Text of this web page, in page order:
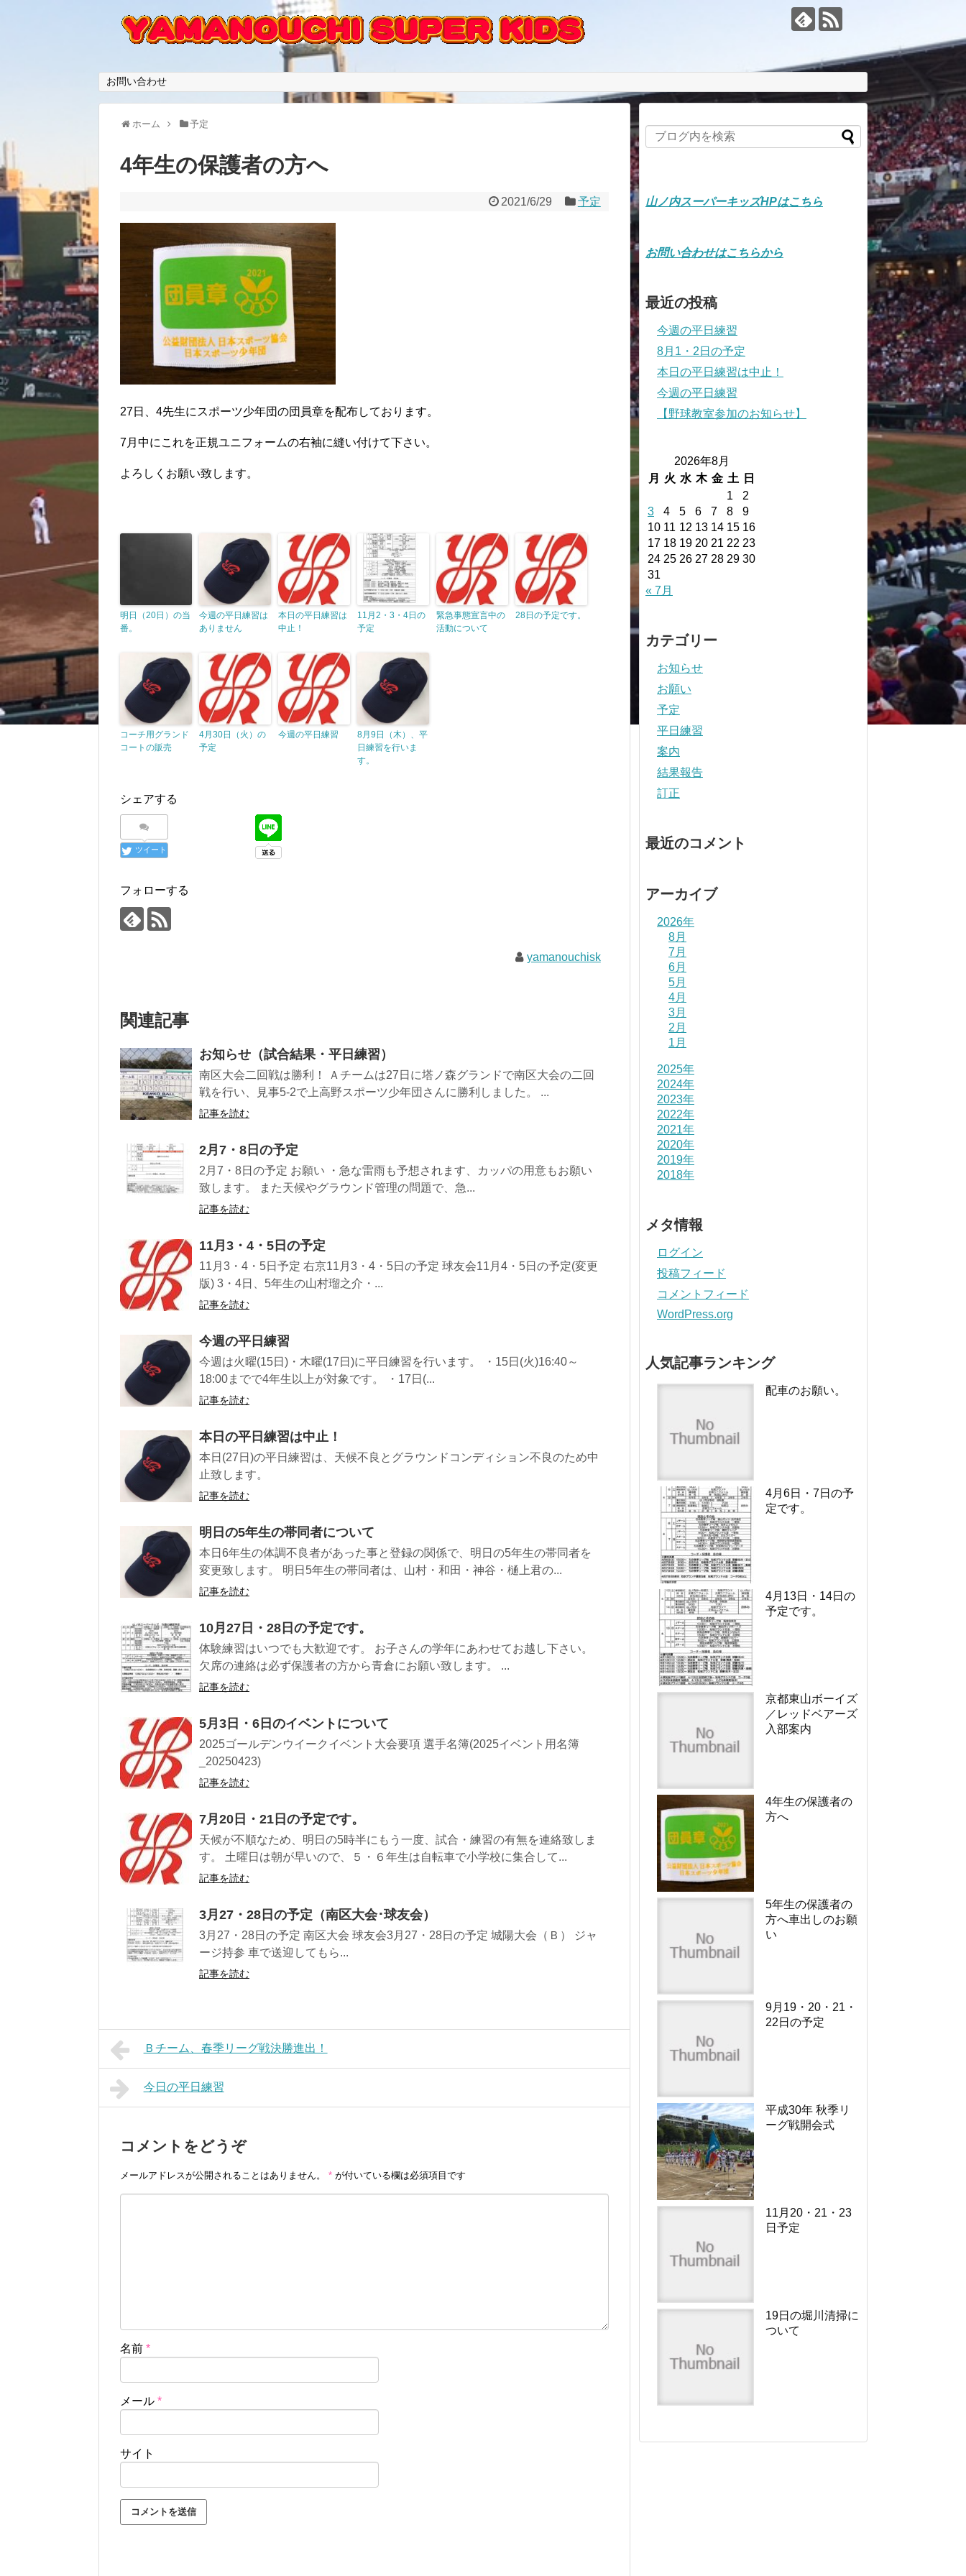
お問い合わせ
ホーム 予定
4年生の保護者の方へ
2021/6/29 予定
27日、4先生にスポーツ少年団の団員章を配布しております。
7月中にこれを正規ユニフォームの右袖に縫い付けて下さい。
よろしくお願い致します。
明日（20日）の当
番。
今週の平日練習は
ありません
本日の平日練習は
中止！
11月2・3・4日の
予定
緊急事態宣言中の
活動について
28日の予定です。
コーチ用グランド
コートの販売
4月30日（火）の
予定
今週の平日練習
8月9日（木）、平
日練習を行いま
す。
シェアする
ツイート
フォローする
yamanouchisk
関連記事
お知らせ（試合結果・平日練習）
南区大会二回戦は勝利！ Ａチームは27日に塔ノ森グランドで南区大会の二回
戦を行い、見事5-2で上高野スポーツ少年団さんに勝利しました。 ...
記事を読む
2月7・8日の予定
2月7・8日の予定 お願い ・急な雷雨も予想されます、カッパの用意もお願い
致します。 また天候やグラウンド管理の問題で、急...
記事を読む
11月3・4・5日の予定
11月3・4・5日予定 右京11月3・4・5日の予定 球友会11月4・5日の予定(変更
版) 3・4日、5年生の山村瑠之介・...
記事を読む
今週の平日練習
今週は火曜(15日)・木曜(17日)に平日練習を行います。 ・15日(火)16:40～
18:00までで4年生以上が対象です。 ・17日(...
記事を読む
本日の平日練習は中止！
本日(27日)の平日練習は、天候不良とグラウンドコンディション不良のため中
止致します。
記事を読む
明日の5年生の帯同者について
本日6年生の体調不良者があった事と登録の関係で、明日の5年生の帯同者を
変更致します。 明日5年生の帯同者は、山村・和田・神谷・樋上君の...
記事を読む
10月27日・28日の予定です。
体験練習はいつでも大歓迎です。 お子さんの学年にあわせてお越し下さい。
欠席の連絡は必ず保護者の方から青倉にお願い致します。 ...
記事を読む
5月3日・6日のイベントについて
2025ゴールデンウイークイベント大会要項 選手名簿(2025イベント用名簿
_20250423)
記事を読む
7月20日・21日の予定です。
天候が不順なため、明日の5時半にもう一度、試合・練習の有無を連絡致しま
す。 土曜日は朝が早いので、５・６年生は自転車で小学校に集合して...
記事を読む
3月27・28日の予定（南区大会･球友会）
3月27・28日の予定 南区大会 球友会3月27・28日の予定 城陽大会（Ｂ） ジャ
ージ持参 車で送迎してもら...
記事を読む
Ｂチーム、春季リーグ戦決勝進出！
今日の平日練習
コメントをどうぞ
メールアドレスが公開されることはありません。 * が付いている欄は必須項目です
名前 *
メール *
サイト
山ノ内スーパーキッズHPはこちら
お問い合わせはこちらから
最近の投稿
今週の平日練習
8月1・2日の予定
本日の平日練習は中止！
今週の平日練習
【野球教室参加のお知らせ】
2026年8月
月
火 水 木 金 土
日
1
2
3
4 5 6 7 8
9
10 11 12 13 14 15 16
17 18 19 20 21 22 23
24 25 26 27 28 29 30
31
« 7月
カテゴリー
お知らせ
お願い
予定
平日練習
案内
結果報告
訂正
最近のコメント
アーカイブ
2026年
8月
7月
6月
5月
4月
3月
2月
1月
2025年
2024年
2023年
2022年
2021年
2020年
2019年
2018年
メタ情報
ログイン
投稿フィード
コメントフィード
WordPress.org
人気記事ランキング
配車のお願い。
4月6日・7日の予
定です。
4月13日・14日の
予定です。
京都東山ボーイズ
／レッドベアーズ
入部案内
4年生の保護者の
方へ
5年生の保護者の
方へ車出しのお願
い
9月19・20・21・
22日の予定
平成30年 秋季リ
ーグ戦開会式
11月20・21・23
日予定
19日の堀川清掃に
ついて